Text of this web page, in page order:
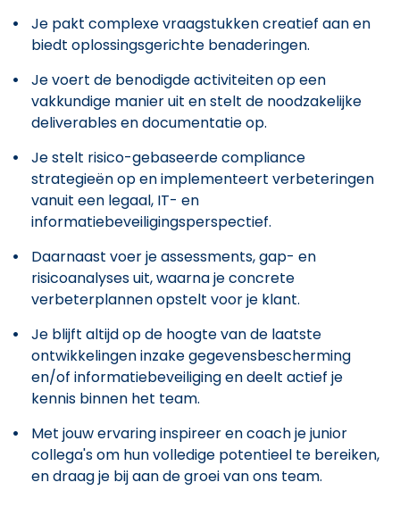
Je pakt complexe vraagstukken creatief aan en
biedt oplossingsgerichte benaderingen.
Je voert de benodigde activiteiten op een
vakkundige manier uit en stelt de noodzakelijke
deliverables en documentatie op.
Je stelt risico-gebaseerde compliance
strategieën op en implementeert verbeteringen
vanuit een legaal, IT- en
informatiebeveiligingsperspectief.
Daarnaast voer je assessments, gap- en
risicoanalyses uit, waarna je concrete
verbeterplannen opstelt voor je klant.
Je blijft altijd op de hoogte van de laatste
ontwikkelingen inzake gegevensbescherming
en/of informatiebeveiliging en deelt actief je
kennis binnen het team.
Met jouw ervaring inspireer en coach je junior
collega's om hun volledige potentieel te bereiken,
en draag je bij aan de groei van ons team.